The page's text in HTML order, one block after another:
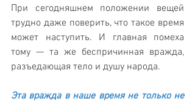
При сегодняшнем положении вещей
трудно даже поверить, что такое время
может наступить. И главная помеха
тому — та же беспричинная вражда,
разъедающая тело и душу народа.
Эта вражда в наше время не только не